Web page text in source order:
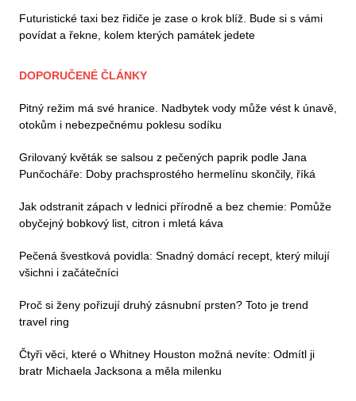
Futuristické taxi bez řidiče je zase o krok blíž. Bude si s vámi
povídat a řekne, kolem kterých památek jedete
DOPORUČENÉ ČLÁNKY
Pitný režim má své hranice. Nadbytek vody může vést k únavě,
otokům i nebezpečnému poklesu sodíku
Grilovaný květák se salsou z pečených paprik podle Jana
Punčocháře: Doby prachsprostého hermelínu skončily, říká
Jak odstranit zápach v lednici přírodně a bez chemie: Pomůže
obyčejný bobkový list, citron i mletá káva
Pečená švestková povidla: Snadný domácí recept, který milují
všichni i začátečníci
Proč si ženy pořizují druhý zásnubní prsten? Toto je trend
travel ring
Čtyři věci, které o Whitney Houston možná nevíte: Odmítl ji
bratr Michaela Jacksona a měla milenku